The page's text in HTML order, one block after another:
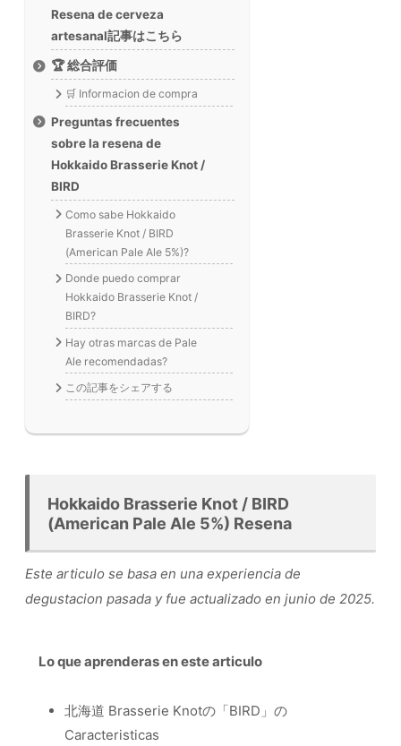
Resena de cerveza
artesanal記事はこちら
🏆 総合評価
🛒 Informacion de compra
Preguntas frecuentes
sobre la resena de
Hokkaido Brasserie Knot /
BIRD
Como sabe Hokkaido
Brasserie Knot / BIRD
(American Pale Ale 5%)?
Donde puedo comprar
Hokkaido Brasserie Knot /
BIRD?
Hay otras marcas de Pale
Ale recomendadas?
この記事をシェアする
Hokkaido Brasserie Knot / BIRD
(American Pale Ale 5%) Resena
Este articulo se basa en una experiencia de
degustacion pasada y fue actualizado en junio de 2025.
Lo que aprenderas en este articulo
北海道 Brasserie Knotの「BIRD」の
Caracteristicas